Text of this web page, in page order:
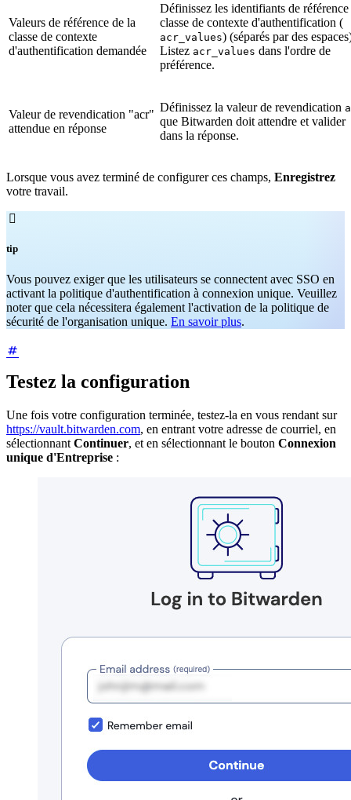
Valeurs de référence de la
classe de contexte
d'authentification demandée
Définissez les identifiants de référence
classe de contexte d'authentification (
acr_values) (séparés par des
Listez acr_values dans l'ordre de
préférence.
Valeur de revendication "acr"
attendue en réponse
Définissez la valeur de revendication
que Bitwarden doit attendre et valider
dans la réponse.
Lorsque vous avez terminé de configurer ces champs, Enregistrez
votre travail.

tip
Vous pouvez exiger que les utilisateurs se connectent avec SSO en
activant la politique d'authentification à connexion unique. Veuillez
noter que cela nécessitera également l'activation de la politique de
sécurité de l'organisation unique. En savoir plus.
Testez la configuration
Une fois votre configuration terminée, testez-la en vous rendant sur
https://vault.bitwarden.com, en entrant votre adresse de courriel, en
sélectionnant Continuer, et en sélectionnant le bouton Connexion
unique d'Entreprise :